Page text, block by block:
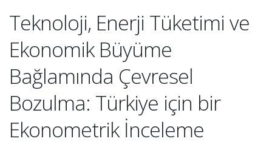
Teknoloji, Enerji Tüketimi ve
Ekonomik Büyüme
Bağlamında Çevresel
Bozulma: Türkiye için bir
Ekonometrik İnceleme